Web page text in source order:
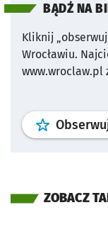
BĄDŹ NA
Kliknij
Wrocławiu.
www.wroclaw.pl
ZOBACZ